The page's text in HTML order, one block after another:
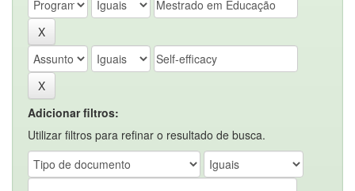
Adicionar filtros:
Utilizar filtros para refinar o resultado de busca.